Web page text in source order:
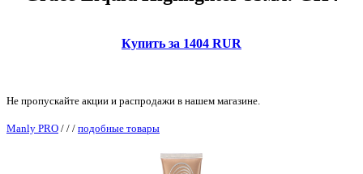
Купить за 1404 RUR
Не пропускайте акции и распродажи в нашем магазине.
Manly PRO / / / подобные товары